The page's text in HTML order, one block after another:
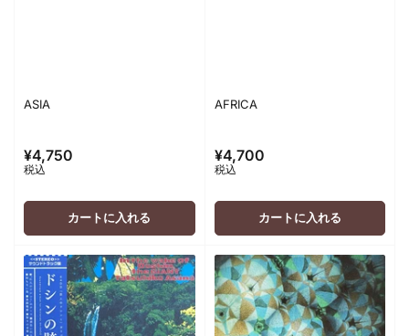
ASIA
通
常
価
¥4,750
税込
カートに入れる
AFRICA
通
常
価
¥4,700
税込
カートに入れる